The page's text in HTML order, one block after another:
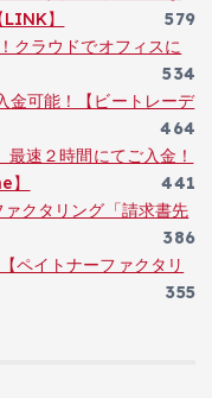
】
579
クラウドでオフィスに
534
金可能！【ビートレーデ
464
速２時間にてご入金！
441
クタリング「請求書先
386
ペイトナーファクタリ
355